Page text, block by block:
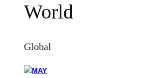
World
Global